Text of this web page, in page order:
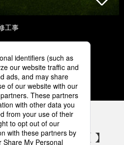
工事
3 4 5
気設備 SNSアカウント